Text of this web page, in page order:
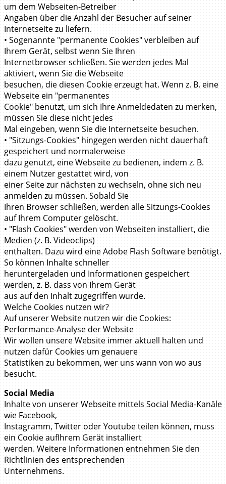
um dem Webseiten-Betreiber
Angaben über die Anzahl der Besucher auf seiner
Internetseite zu liefern.
• Sogenannte "permanente Cookies" verbleiben auf
Ihrem Gerät, selbst wenn Sie Ihren
Internetbrowser schließen. Sie werden jedes Mal
aktiviert, wenn Sie die Webseite
besuchen, die diesen Cookie erzeugt hat. Wenn z. B. eine
Webseite ein "permanentes
Cookie" benutzt, um sich Ihre Anmeldedaten zu merken,
müssen Sie diese nicht jedes
Mal eingeben, wenn Sie die Internetseite besuchen.
• "Sitzungs-Cookies" hingegen werden nicht dauerhaft
gespeichert und normalerweise
dazu genutzt, eine Webseite zu bedienen, indem z. B.
einem Nutzer gestattet wird, von
einer Seite zur nächsten zu wechseln, ohne sich neu
anmelden zu müssen. Sobald Sie
Ihren Browser schließen, werden alle Sitzungs-Cookies
auf Ihrem Computer gelöscht.
• "Flash Cookies" werden von Webseiten installiert, die
Medien (z. B. Videoclips)
enthalten. Dazu wird eine Adobe Flash Software benötigt.
So können Inhalte schneller
heruntergeladen und Informationen gespeichert
werden, z. B. dass von Ihrem Gerät
aus auf den Inhalt zugegriffen wurde.
Welche Cookies nutzen wir?
Auf unserer Website nutzen wir die Cookies:
Performance-Analyse der Website
Wir wollen unsere Website immer aktuell halten und
nutzen dafür Cookies um genauere
Statistiken zu bekommen, wer uns wann von wo aus
besucht.
Social Media
Inhalte von unserer Webseite mittels Social Media-Kanäle
wie Facebook,
Instagramm, Twitter oder Youtube teilen können, muss
ein Cookie aufIhrem Gerät installiert
werden. Weitere Informationen entnehmen Sie den
Richtlinien des entsprechenden
Unternehmens.